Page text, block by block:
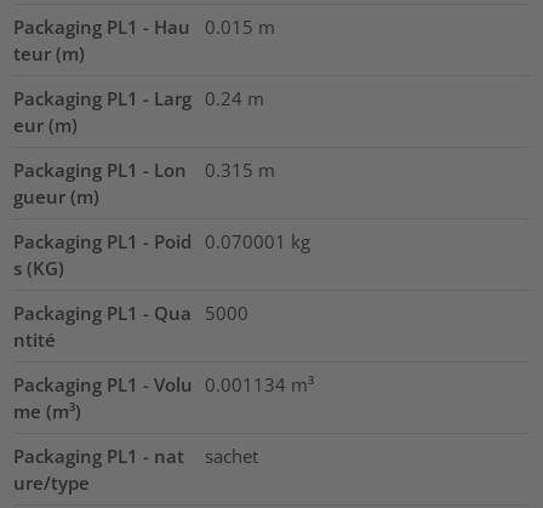
Packaging PL1 - Hau
teur (m)
0.015 m
Packaging PL1 - Larg
eur (m)
0.24 m
Packaging PL1 - Lon
gueur (m)
0.315 m
Packaging PL1 - Poid
s (KG)
0.070001 kg
Packaging PL1 - Qua
ntité
5000
Packaging PL1 - Volu
me (m³)
0.001134 m³
Packaging PL1 - nat
ure/type
sachet